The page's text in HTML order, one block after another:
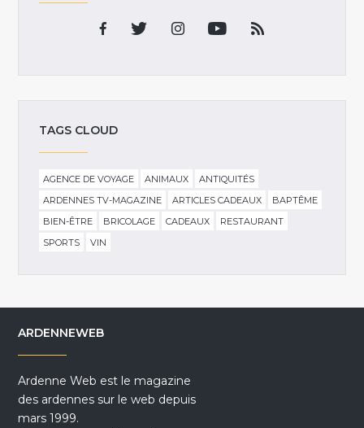
TAGS CLOUD
AGENCE DE VOYAGE ANIMAUX
ANTIQUITÉS
ARDENNES TV-MAGAZINE
ARTICLES CADEAUX
BAPTÊME
BIEN-ÊTRE
BRICOLAGE CADEAUX
RESTAURANT
SPORTS
VIN
ARDENNEWEB
Ardenne Web est le magazine
des ardennes sur le web depuis
mars 1999.